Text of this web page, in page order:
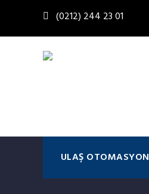
(0212) 244 23 01
ULAŞ OTOMASYON